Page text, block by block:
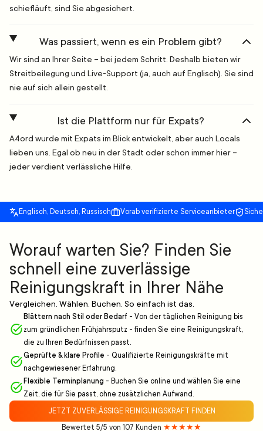
schiefläuft, sind Sie abgesichert.
Was passiert, wenn es ein Problem gibt?
Wir sind an Ihrer Seite – bei jedem Schritt. Deshalb bieten wir
Streitbeilegung und Live-Support (ja, auch auf Englisch). Sie sind
nie auf sich allein gestellt.
Ist die Plattform nur für Expats?
A4ord wurde mit Expats im Blick entwickelt, aber auch Locals
lieben uns. Egal ob neu in der Stadt oder schon immer hier –
jeder verdient verlässliche Hilfe.
Englisch, Deutsch, Russisch Vorab verifizierte Serviceanbieter
Worauf warten Sie? Finden Sie
schnell eine zuverlässige
Reinigungskraft in Ihrer Nähe
Vergleichen. Wählen. Buchen. So einfach ist das.
Blättern nach Stil oder Bedarf - Von der täglichen Reinigung bis
zum gründlichen Frühjahrsputz - finden Sie eine Reinigungskraft,
die zu Ihren Bedürfnissen passt.
Geprüfte & klare Profile - Qualifizierte Reinigungskräfte mit
nachgewiesener Erfahrung.
Flexible Terminplanung - Buchen Sie online und wählen Sie eine
Zeit, die für Sie passt, ohne zusätzlichen Aufwand.
JETZT ZUVERLÄSSIGE REINIGUNGSKRAFT FINDEN
Bewertet 5/5 von 107 Kunden ★★★★★